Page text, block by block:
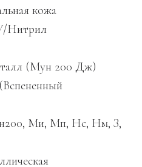
кожа
Нитрил
(Мун 200 Дж)
Ми, Мп, Нс, Нм, З,